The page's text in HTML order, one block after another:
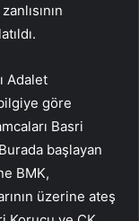
Adalet
göre
Basri
başlayan
BMK,
üzerine ateş